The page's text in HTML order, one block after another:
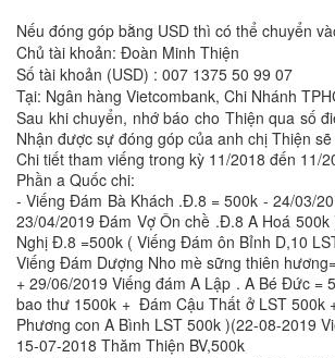
Nếu đóng góp bằng USD thì có thể chuyển
Chủ tài khoản: Đoàn Minh Thiện
Số tài khoản (USD) : 007 1375 50 99 07
Tại: Ngân hàng Vietcombank, Chi Nhánh
Sau khi chuyển, nhớ báo cho Thiện qua số
Nhận được sự đóng góp của anh chị Thiện
Chi tiết tham viếng trong kỳ 11/2018 đến 11/
Phần a Quốc chi:
- Viếng Đám Bà Khách .Đ.8 = 500k - 24/03/
23/04/2019 Đám Vợ Ôn chề .Đ.8 A Hoá
Nghị Đ.8 =500k ( Viếng Đám ôn Bỉnh D,10
Viếng Đám Dượng Nho mè sững thiên
+ 29/06/2019 Viếng đám A Lập . A Bé Đức
bao thư 1500k + Đám Cậu Thất ở LST 500k
Phương con A Bình LST 500k )(22-08-2019
15-07-2018 Thăm Thiện BV,500k